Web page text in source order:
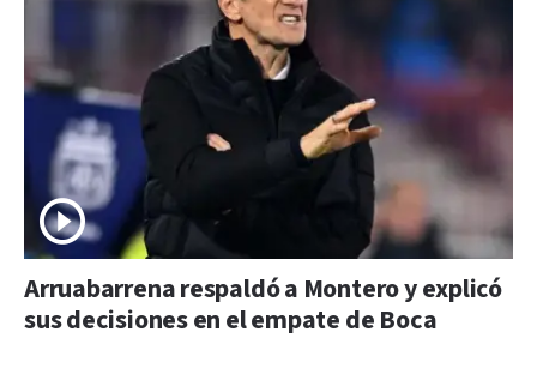
Arruabarrena respaldó a Montero y explicó
sus decisiones en el empate de Boca